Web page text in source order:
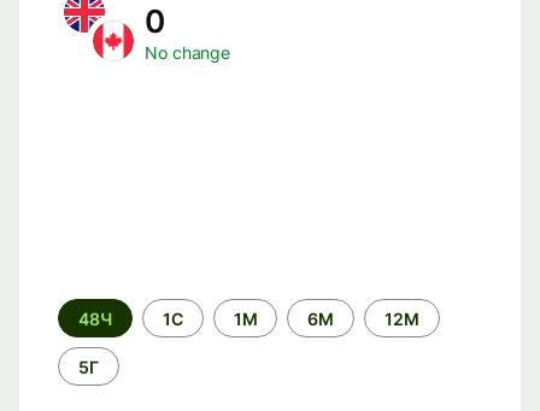
0
No change
Time
period
48Ч 1С 1М 6М 12М
5Г